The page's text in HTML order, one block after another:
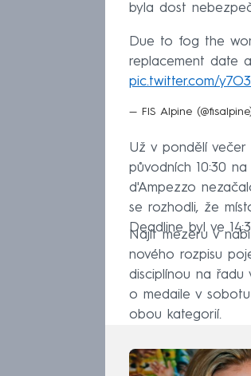
byla dost
Due to fog the
replacement date
pic.twitter.com/
— FIS Alpine
Už v pondělí večer
původních 10:30
d'Ampezzo
se rozhodli, že
Deadline byl ve
Najít mezeru v
nového rozpisu
disciplínou na řadu
o medaile v
obou kategorií.